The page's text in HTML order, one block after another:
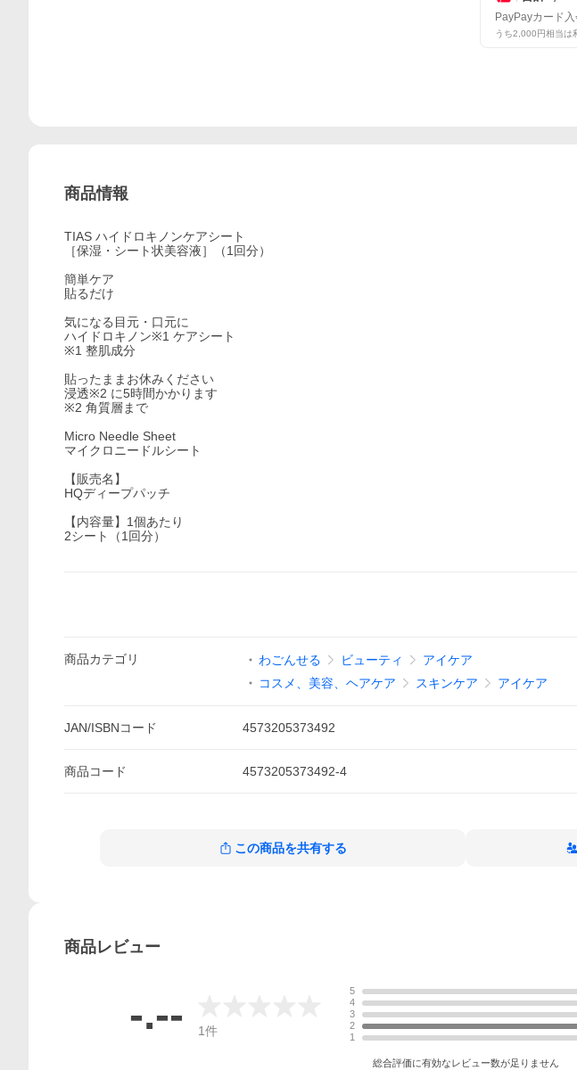
PayPayカード
うち2,000円相当は
商品情報
TIAS ハイドロキノンケアシート
［保湿・シート状美容液］（1回分）
簡単ケア
貼るだけ
気になる目元・口元に
ハイドロキノン※1 ケアシート
※1 整肌成分
貼ったままお休みください
浸透※2 に5時間かかります
※2 角質層まで
Micro Needle Sheet
マイクロニードルシート
【販売名】
HQディープパッチ
【内容量】1個あたり
2シート（1回分）
商品カテゴリ わごんせる ビューティ
アイケア
コスメ、美容、ヘアケア
スキンケア アイケア
JAN/ISBNコード 4573205373492
商品コード 4573205373492-4
この商品を共有する
商品レビュー
-.-- 1件
5
4
3
2
1
総合評価に有効なレビュー数が足りません